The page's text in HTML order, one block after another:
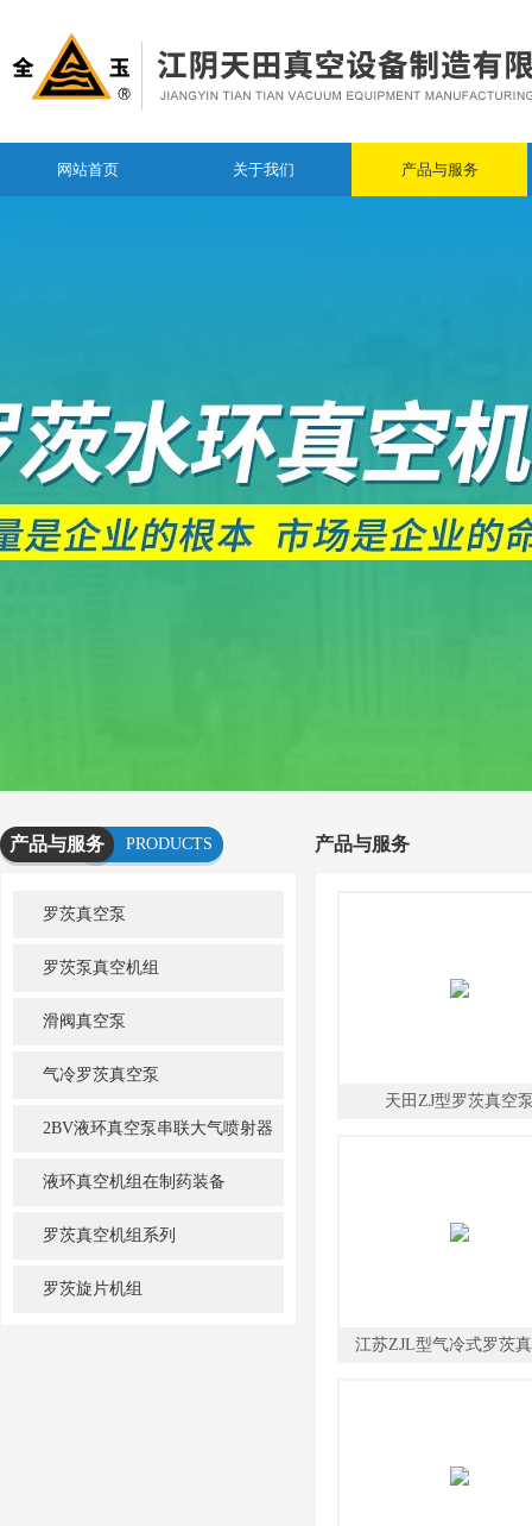
网站首页 关于我们 产品与服务
产品与服务
PRODUCTS
罗茨真空泵
罗茨泵真空机组
滑阀真空泵
气冷罗茨真空泵
2BV液环真空泵串联大气喷射器
机组液环真空机组在制药装备
罗茨真空机组系列
罗茨旋片机组
产品与服务
天田ZJ型罗茨真空
江苏ZJL型气冷式罗茨